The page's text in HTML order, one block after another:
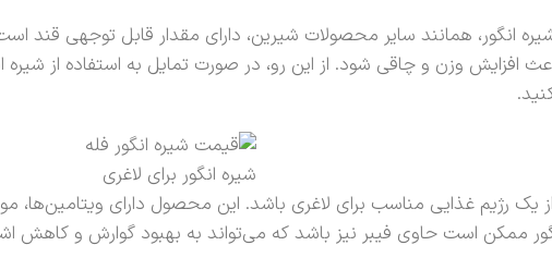
انگور، همانند سایر محصولات شیرین، دارای مقدار قابل توجهی قند
وزن و چاقی شود. از این رو، در صورت تمایل به استفاده از شیره
شیره انگور برای لاغری
یک رژیم غذایی مناسب برای لاغری باشد. این محصول دارای
ممکن است حاوی فیبر نیز باشد که می‌تواند به بهبود گوارش و کاهش